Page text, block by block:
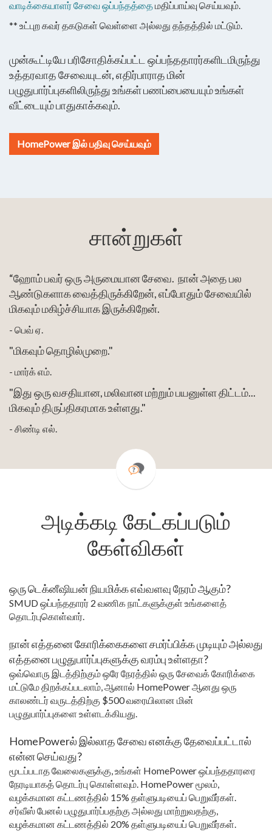
வாடிக்கையாளர் சேவை ஒப்பந்தத்தைமதிப்பாய்வு செய்யவும்.
** உட்புற கவர் தகடுகள் வெள்ளை அல்லது தந்தத்தில் மட்டும்.
முன்கூட்டியே பரிசோதிக்கப்பட்ட ஒப்பந்ததாரர்களிடமிருந்து
உத்தரவாத சேவையுடன், எதிர்பாராத மின்
பழுதுபார்ப்புகளிலிருந்து உங்கள் பணப்பையையும் உங்கள்
வீட்டையும் பாதுகாக்கவும்.
HomePower இல் பதிவு செய்யவும்
சான்றுகள்
“ஹோம் பவர் ஒரு அருமையான சேவை. நான் அதை பல
ஆண்டுகளாக வைத்திருக்கிறேன், எப்போதும் சேவையில்
மிகவும் மகிழ்ச்சியாக இருக்கிறேன்.
- பெவ் ஏ.
"மிகவும் தொழில்முறை."
- மார்க் எம்.
"இது ஒரு வசதியான, மலிவான மற்றும் பயனுள்ள திட்டம்...
மிகவும் திருப்திகரமாக உள்ளது."
- சிண்டி எல்.
அடிக்கடி கேட்கப்படும்
கேள்விகள்
ஒரு டெக்னீஷியன் நியமிக்க எவ்வளவு நேரம் ஆகும்?
SMUD ஒப்பந்ததாரர் 2 வணிக நாட்களுக்குள் உங்களைத்
தொடர்புகொள்வார்.
நான் எத்தனை கோரிக்கைகளை சமர்ப்பிக்க முடியும் அல்லது
எத்தனை பழுதுபார்ப்புகளுக்கு வரம்பு உள்ளதா?
ஒவ்வொரு இடத்திற்கும் ஒரே நேரத்தில் ஒரு சேவைக் கோரிக்கை
மட்டுமே திறக்கப்படலாம், ஆனால் HomePower ஆனது ஒரு
காலண்டர் வருடத்திற்கு $500 வரையிலான மின்
பழுதுபார்ப்புகளை உள்ளடக்கியது.
HomePowerல் இல்லாத சேவை எனக்கு தேவைப்பட்டால்
என்ன செய்வது?
மூடப்படாத வேலைகளுக்கு, உங்கள் HomePower ஒப்பந்ததாரரை
நேரடியாகத் தொடர்பு கொள்ளவும். HomePower மூலம்,
வழக்கமான கட்டணத்தில் 15% தள்ளுபடியைப் பெறுவீர்கள்.
சர்வீஸ் பேனல் பழுதுபார்ப்பதற்கு அல்லது மாற்றுவதற்கு,
வழக்கமான கட்டணத்தில் 20% தள்ளுபடியைப் பெறுவீர்கள்.